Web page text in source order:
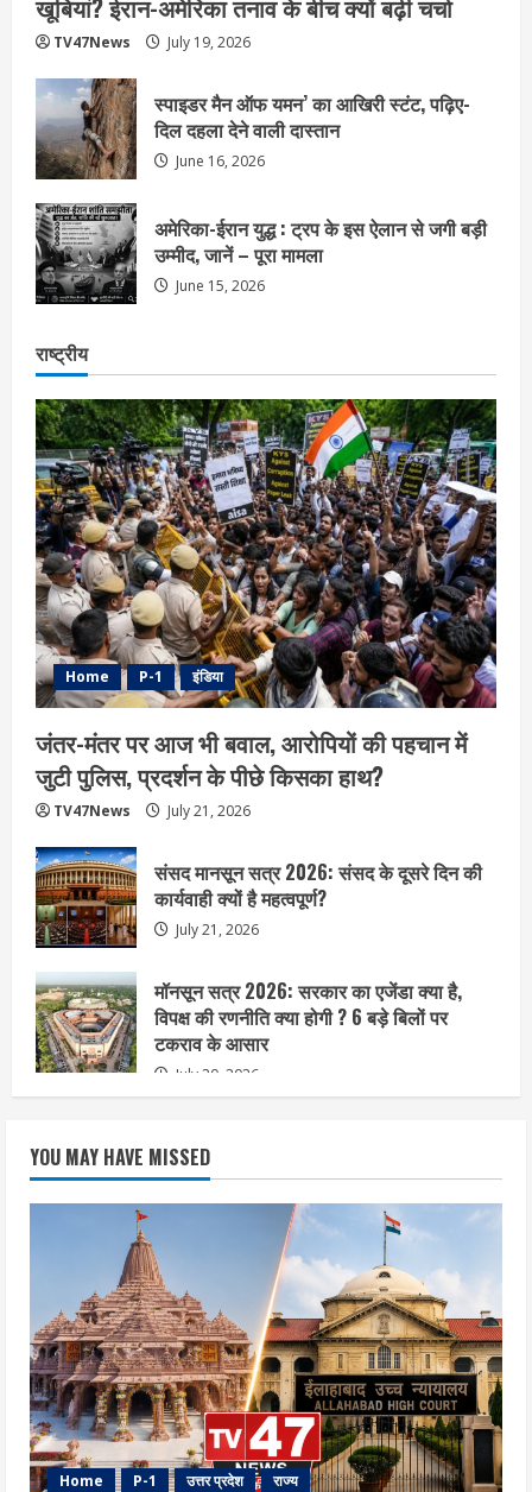
TV47News July 19, 2026
स्पाइडर मैन ऑफ यमन’ का आखिरी स्टंट, पढ़िए-
दिल दहला देने वाली दास्तान
June 16, 2026
अमेरिका-ईरान युद्ध : ट्रप के इस ऐलान से जगी बड़ी
उम्मीद, जानें – पूरा मामला
June 15, 2026
राष्ट्रीय
Home P-1 इंडिया
जंतर-मंतर पर आज भी बवाल, आरोपियों की पहचान में
जुटी पुलिस, प्रदर्शन के पीछे किसका हाथ?
TV47News July 21, 2026
संसद मानसून सत्र 2026: संसद के दूसरे दिन की
कार्यवाही क्यों है महत्वपूर्ण?
July 21, 2026
मॉनसून सत्र 2026: सरकार का एजेंडा क्या है,
विपक्ष की रणनीति क्या होगी ? 6 बड़े बिलों पर
टकराव के आसार
July 20, 2026
YOU MAY HAVE MISSED
Home P-1 उत्तर प्रदेश राज्य